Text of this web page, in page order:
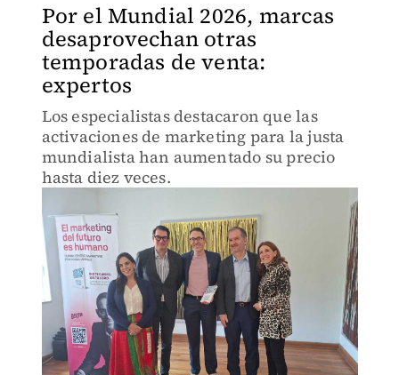
Por el Mundial 2026, marcas
desaprovechan otras
temporadas de venta:
expertos
Los especialistas destacaron que las
activaciones de marketing para la justa
mundialista han aumentado su precio
hasta diez veces.